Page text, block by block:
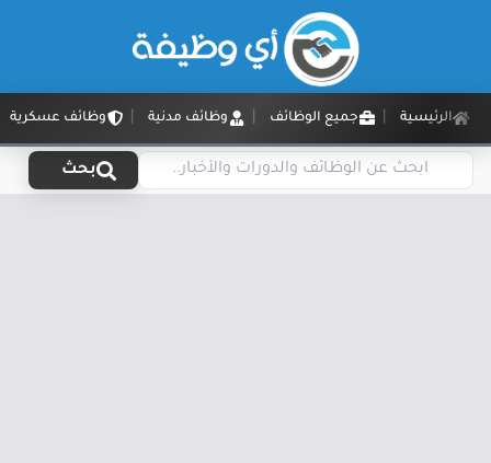
الرئيسية جميع الوظائف وظائف مدنية وظائف عسكرية
بحث